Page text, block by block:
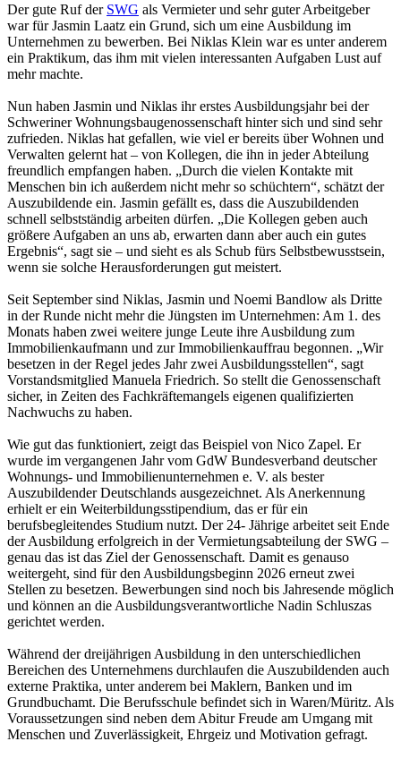
Der gute Ruf der SWG als Vermieter und sehr guter Arbeitgeber
war für Jasmin Laatz ein Grund, sich um eine Ausbildung im
Unternehmen zu bewerben. Bei Niklas Klein war es unter anderem
ein Praktikum, das ihm mit vielen interessanten Aufgaben Lust auf
mehr machte.
Nun haben Jasmin und Niklas ihr erstes Ausbildungsjahr bei der
Schweriner Wohnungsbaugenossenschaft hinter sich und sind sehr
zufrieden. Niklas hat gefallen, wie viel er bereits über Wohnen und
Verwalten gelernt hat – von Kollegen, die ihn in jeder Abteilung
freundlich empfangen haben. „Durch die vielen Kontakte mit
Menschen bin ich außerdem nicht mehr so schüchtern“, schätzt der
Auszubildende ein. Jasmin gefällt es, dass die Auszubildenden
schnell selbstständig arbeiten dürfen. „Die Kollegen geben auch
größere Aufgaben an uns ab, erwarten dann aber auch ein gutes
Ergebnis“, sagt sie – und sieht es als Schub fürs Selbstbewusstsein,
wenn sie solche Herausforderungen gut meistert.
Seit September sind Niklas, Jasmin und Noemi Bandlow als Dritte
in der Runde nicht mehr die Jüngsten im Unternehmen: Am 1. des
Monats haben zwei weitere junge Leute ihre Ausbildung zum
Immobilienkaufmann und zur Immobilienkauffrau begonnen. „Wir
besetzen in der Regel jedes Jahr zwei Ausbildungsstellen“, sagt
Vorstandsmitglied Manuela Friedrich. So stellt die Genossenschaft
sicher, in Zeiten des Fachkräftemangels eigenen qualifizierten
Nachwuchs zu haben.
Wie gut das funktioniert, zeigt das Beispiel von Nico Zapel. Er
wurde im vergangenen Jahr vom GdW Bundesverband deutscher
Wohnungs- und Immobilienunternehmen e. V. als bester
Auszubildender Deutschlands ausgezeichnet. Als Anerkennung
erhielt er ein Weiterbildungsstipendium, das er für ein
berufsbegleitendes Studium nutzt. Der 24- Jährige arbeitet seit Ende
der Ausbildung erfolgreich in der Vermietungsabteilung der SWG –
genau das ist das Ziel der Genossenschaft. Damit es genauso
weitergeht, sind für den Ausbildungsbeginn 2026 erneut zwei
Stellen zu besetzen. Bewerbungen sind noch bis Jahresende möglich
und können an die Ausbildungsverantwortliche Nadin Schluszas
gerichtet werden.
Während der dreijährigen Ausbildung in den unterschiedlichen
Bereichen des Unternehmens durchlaufen die Auszubildenden auch
externe Praktika, unter anderem bei Maklern, Banken und im
Grundbuchamt. Die Berufsschule befindet sich in Waren/Müritz. Als
Voraussetzungen sind neben dem Abitur Freude am Umgang mit
Menschen und Zuverlässigkeit, Ehrgeiz und Motivation gefragt.